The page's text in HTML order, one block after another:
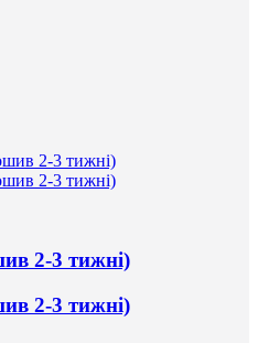
2-3 тижні)
2-3 тижні)